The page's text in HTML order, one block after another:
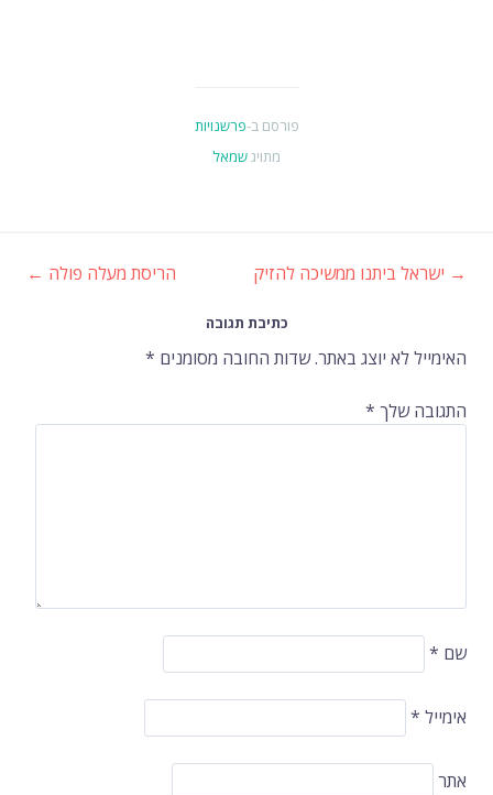
פורסם ב-פרשנויות
מתויגשמאל
ניווט
ברשומות
→ ישראל ביתנו ממשיכה להזיק הריסת מעלה פולה ←
כתיבת תגובה
האימייל לא יוצג באתר.שדות החובה מסומנים *
התגובה שלך *
שם *
אימייל *
אתר